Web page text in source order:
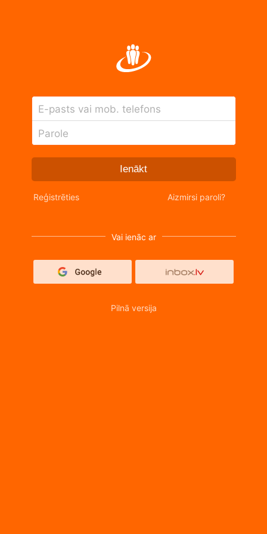
E-pasts vai mob. telefons
Parole
Ienākt
Reģistrēties Aizmirsi paroli?
Vai ienāc ar
Pilnā versija